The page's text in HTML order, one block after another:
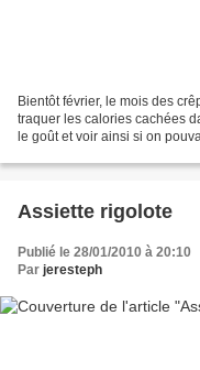
Bientôt février, le mois des
traquer les calories cachées
le goût et voir ainsi si on
Assiette rigolote
Publié le 28/01/2010 à 20:10
Par jeresteph